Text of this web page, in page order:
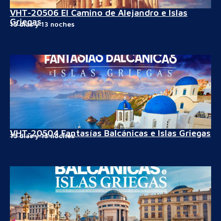
VHT-20506 El Camino de Alejandro e Islas
Griegas
15 días y 13 noches
VHT-20504 Fantasías Balcánicas e Islas Griegas
15 días y 13 noches